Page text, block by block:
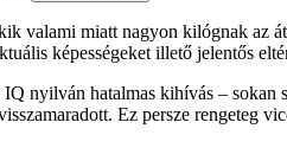
valami miatt nagyon kilógnak az
képességeket illető jelentős
nyilván hatalmas kihívás –
Ez persze rengeteg